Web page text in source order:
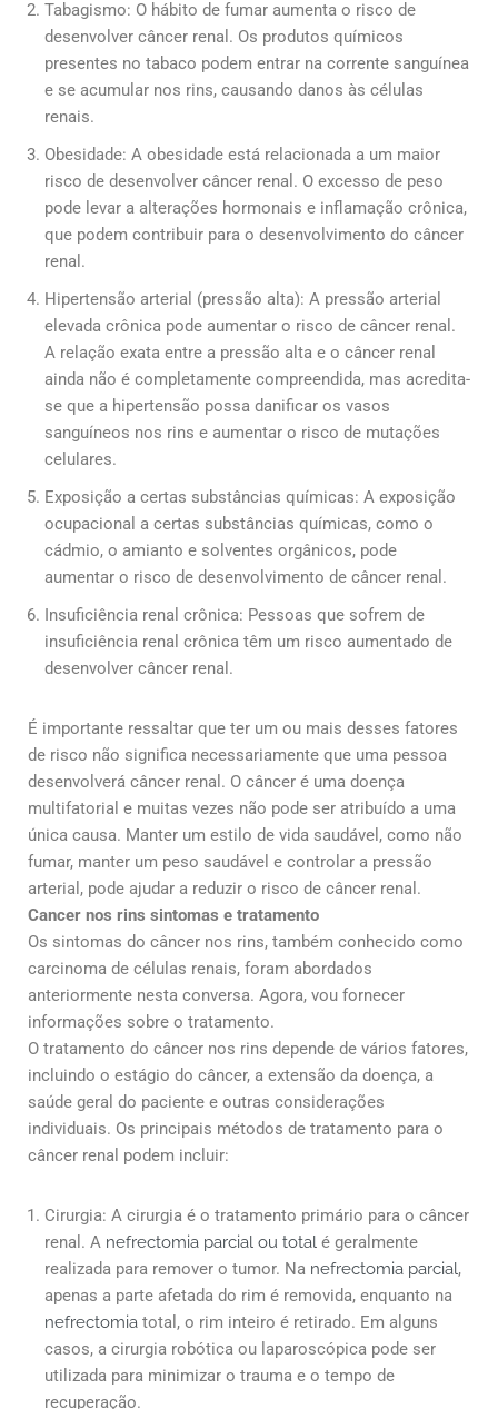
Tabagismo: O hábito de fumar aumenta o risco de
desenvolver câncer renal. Os produtos químicos
presentes no tabaco podem entrar na corrente sanguínea
e se acumular nos rins, causando danos às células
renais.
Obesidade: A obesidade está relacionada a um maior
risco de desenvolver câncer renal. O excesso de peso
pode levar a alterações hormonais e inflamação crônica,
que podem contribuir para o desenvolvimento do câncer
renal.
Hipertensão arterial (pressão alta): A pressão arterial
elevada crônica pode aumentar o risco de câncer renal.
A relação exata entre a pressão alta e o câncer renal
ainda não é completamente compreendida, mas acredita-
se que a hipertensão possa danificar os vasos
sanguíneos nos rins e aumentar o risco de mutações
celulares.
Exposição a certas substâncias químicas: A exposição
ocupacional a certas substâncias químicas, como o
cádmio, o amianto e solventes orgânicos, pode
aumentar o risco de desenvolvimento de câncer renal.
Insuficiência renal crônica: Pessoas que sofrem de
insuficiência renal crônica têm um risco aumentado de
desenvolver câncer renal.
É importante ressaltar que ter um ou mais desses fatores
de risco não significa necessariamente que uma pessoa
desenvolverá câncer renal. O câncer é uma doença
multifatorial e muitas vezes não pode ser atribuído a uma
única causa. Manter um estilo de vida saudável, como não
fumar, manter um peso saudável e controlar a pressão
arterial, pode ajudar a reduzir o risco de câncer renal.
Cancer nos rins sintomas e tratamento
Os sintomas do câncer nos rins, também conhecido como
carcinoma de células renais, foram abordados
anteriormente nesta conversa. Agora, vou fornecer
informações sobre o tratamento.
O tratamento do câncer nos rins depende de vários fatores,
incluindo o estágio do câncer, a extensão da doença, a
saúde geral do paciente e outras considerações
individuais. Os principais métodos de tratamento para o
câncer renal podem incluir:
Cirurgia: A cirurgia é o tratamento primário para o câncer
renal. A nefrectomia parcial ou total é geralmente
realizada para remover o tumor. Na nefrectomia parcial,
apenas a parte afetada do rim é removida, enquanto na
nefrectomia total, o rim inteiro é retirado. Em alguns
casos, a cirurgia robótica ou laparoscópica pode ser
utilizada para minimizar o trauma e o tempo de
recuperação.